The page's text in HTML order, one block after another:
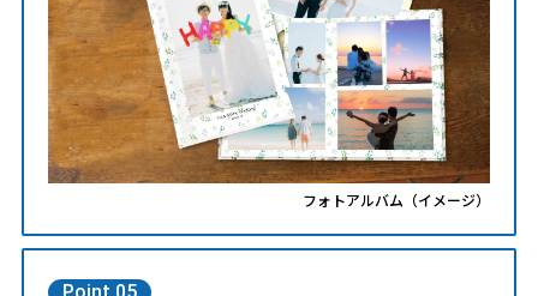
フォトアルバム（イメージ）